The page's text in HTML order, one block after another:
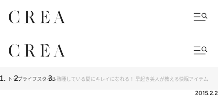
トップライフスタイル熟睡している間にキレイになれる！ 早起き美人が教える快眠アイテム
2015.2.2